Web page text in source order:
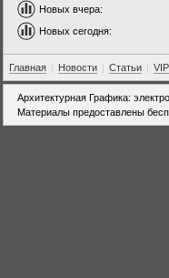
Новых вчера:
Новых сегодня:
Главная | Новости | Статьи | VIP
Архитектурная Графика:
Материалы предоставлены